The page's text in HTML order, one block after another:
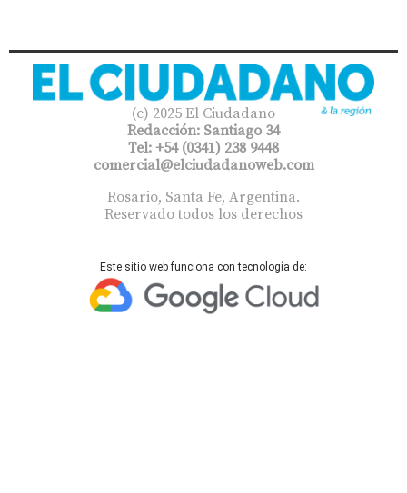
(c) 2025 El Ciudadano
Redacción: Santiago 34
Tel: +54 (0341) 238 9448
comercial@elciudadanoweb.com​
Rosario, Santa Fe, Argentina.
Reservado todos los derechos
Este sitio web funciona con tecnología de: